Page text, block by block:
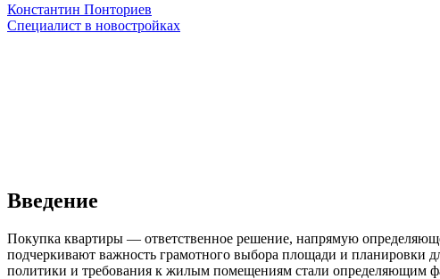
Константин Понториев
Специалист в новостройках
Введение
Покупка квартиры — ответственное решение, напрямую
подчеркивают важность грамотного выбора площади и планировки
политики и требования к жилым помещениям стали определяющим